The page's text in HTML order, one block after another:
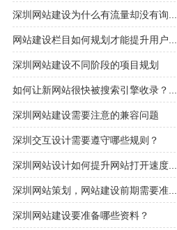
深圳网站建设为什么有流量却没有询...
网站建设栏目如何规划才能提升用户...
深圳网站建设不同阶段的项目规划
如何让新网站很快被搜索引擎收录？...
深圳网站建设需要注意的兼容问题
深圳交互设计需要遵守哪些规则？
深圳网站设计如何提升网站打开速度...
深圳网站策划，网站建设前期需要准...
深圳网站建设要准备哪些资料？